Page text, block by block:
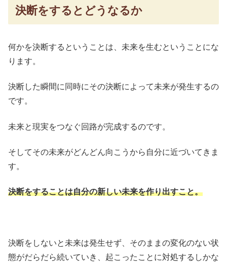
決断をするとどうなるか
何かを決断するということは、未来を生むということにな
ります。
決断した瞬間に同時にその決断によって未来が発生するの
です。
未来と現実をつなぐ回路が完成するのです。
そしてその未来がどんどん向こうから自分に近づいてきま
す。
決断をすることは自分の新しい未来を作り出すこと。
決断をしないと未来は発生せず、そのままの変化のない状
態がだらだら続いていき、起こったことに対処するしかな